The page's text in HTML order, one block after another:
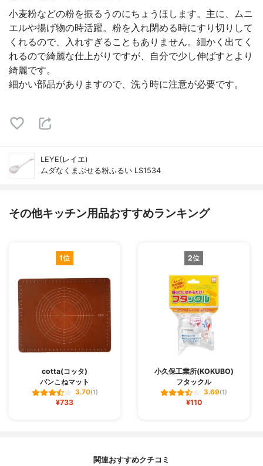
小麦粉などの粉を振るうのにちょうほします。主に、ムニ
エルや揚げ物の時活躍。粉を入れ閉める時にすり切りして
くれるので、入れすぎることもありません。細かく出てく
れるので綺麗な仕上がりですが、自分で少し伸ばすとより
綺麗です。
細かい部品がありますので、洗う時に注意が必要です。
LEYE(レイエ)
ムダなくまぶせる粉ふるい LS1534
その他キッチン用品おすすめランキング
1位
cotta(コッタ)
パンこねマット
3.70(1)
¥733
2位
小久保工業所(KOKUBO)
フタックル
3.69(1)
¥110
関連おすすめクチコミ